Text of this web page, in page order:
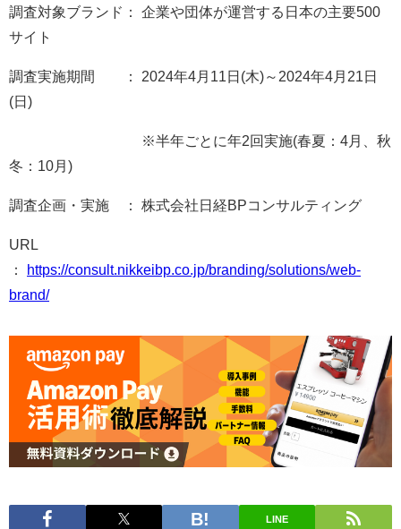
調査対象ブランド： 企業や団体が運営する日本の主要500
サイト
調査実施期間 ： 2024年4月11日(木)～2024年4月21日
(日)
※半年ごとに年2回実施(春夏：4月、秋
冬：10月)
調査企画・実施 ： 株式会社日経BPコンサルティング
URL
： https://consult.nikkeibp.co.jp/branding/solutions/web-
brand/
LINE